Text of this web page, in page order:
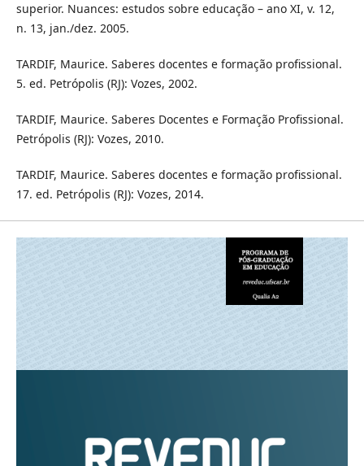
superior. Nuances: estudos sobre educação – ano XI, v. 12,
n. 13, jan./dez. 2005.
TARDIF, Maurice. Saberes docentes e formação profissional.
5. ed. Petrópolis (RJ): Vozes, 2002.
TARDIF, Maurice. Saberes Docentes e Formação Profissional.
Petrópolis (RJ): Vozes, 2010.
TARDIF, Maurice. Saberes docentes e formação profissional.
17. ed. Petrópolis (RJ): Vozes, 2014.